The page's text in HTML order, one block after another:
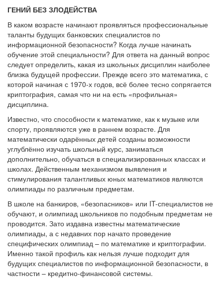
ГЕНИЙ БЕЗ ЗЛОДЕЙСТВА
В каком возрасте начинают проявляться профессиональные
таланты будущих банковских специалистов по
информационной безопасности? Когда лучше начинать
обучение этой специальности? Для ответа на данный вопрос
следует определить, какая из школьных дисциплин наиболее
близка будущей профессии. Прежде всего это математика, с
которой начиная с 1970-х годов, всё более тесно сопрягается
криптография, самая что ни на есть «профильная»
дисциплина.
Известно, что способности к математике, как к музыке или
спорту, проявляются уже в раннем возрасте. Для
математически одарённых детей созданы возможности
углублённо изучать школьный курс, заниматься
дополнительно, обучаться в специализированных классах и
школах. Действенным механизмом выявления и
стимулирования талантливых юных математиков являются
олимпиады по различным предметам.
В школе на банкиров, «безопасников» или IT-специалистов не
обучают, и олимпиад школьников по подобным предметам не
проводится. Зато издавна известны математические
олимпиады, а с недавних пор начато проведение
специфических олимпиад – по математике и криптографии.
Именно такой профиль как нельзя лучше подходит для
будущих специалистов по информационной безопасности, в
частности – кредитно-финансовой системы.